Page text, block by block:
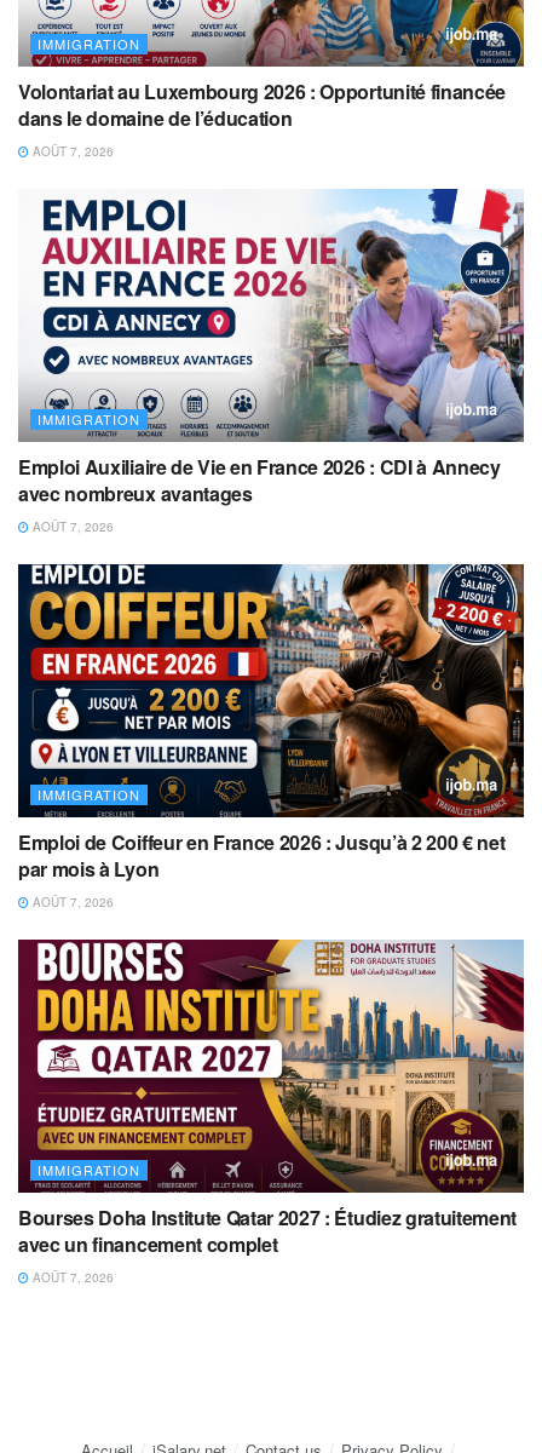
IMMIGRATION
Volontariat au Luxembourg 2026 : Opportunité financée
dans le domaine de l’éducation
AOÛT 7, 2026
IMMIGRATION
Emploi Auxiliaire de Vie en France 2026 : CDI à Annecy
avec nombreux avantages
AOÛT 7, 2026
IMMIGRATION
Emploi de Coiffeur en France 2026 : Jusqu’à 2 200 € net
par mois à Lyon
AOÛT 7, 2026
IMMIGRATION
Bourses Doha Institute Qatar 2027 : Étudiez gratuitement
avec un financement complet
AOÛT 7, 2026